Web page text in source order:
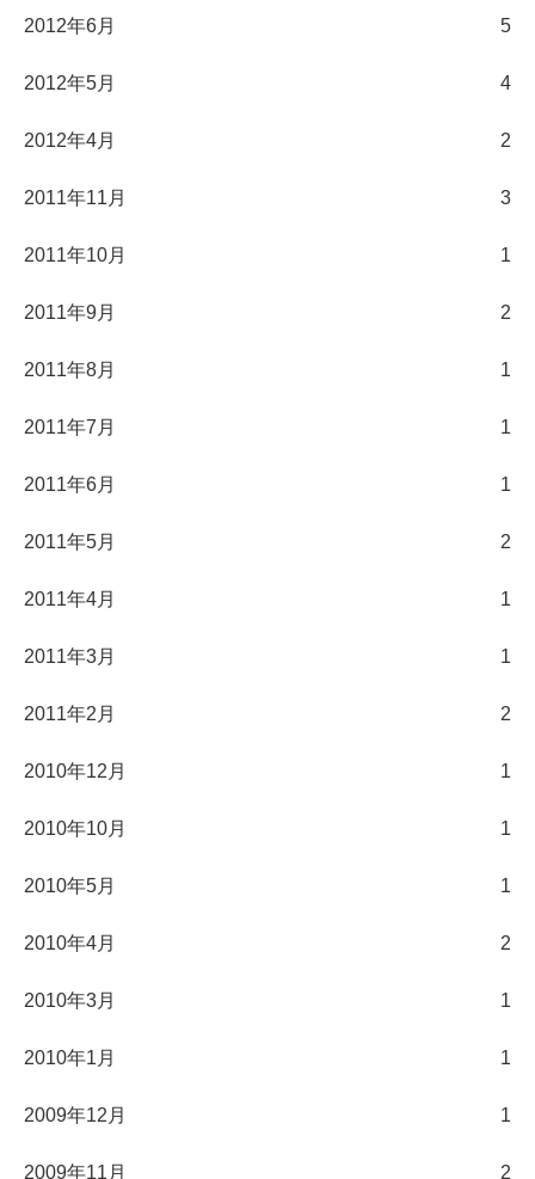
2012年6月 5
2012年5月 4
2012年4月 2
2011年11月 3
2011年10月 1
2011年9月 2
2011年8月 1
2011年7月 1
2011年6月 1
2011年5月 2
2011年4月 1
2011年3月 1
2011年2月 2
2010年12月 1
2010年10月 1
2010年5月 1
2010年4月 2
2010年3月 1
2010年1月 1
2009年12月 1
2009年11月 2